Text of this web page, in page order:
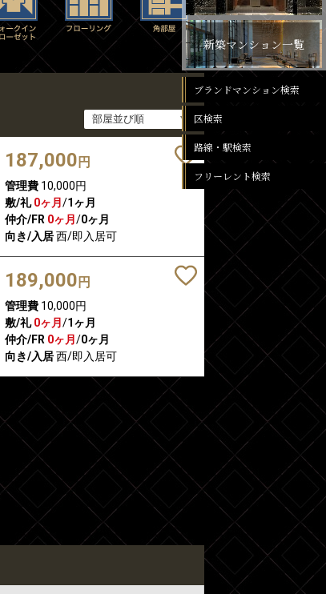
187,000 円
管理費10,000円
敷/礼 0ヶ月 /1ヶ月
仲介/FR 0ヶ月 /0ヶ月
向き/入居西/即入居可
189,000 円
管理費10,000円
敷/礼 0ヶ月 /1ヶ月
仲介/FR 0ヶ月 /0ヶ月
向き/入居西/即入居可
新築マンション一覧
ブランドマンション検索
区検索
路線・駅検索
フリーレント検索